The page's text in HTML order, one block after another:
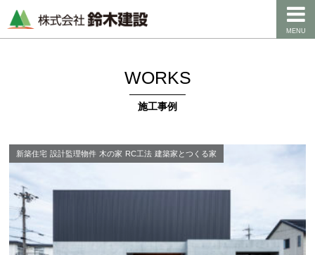
MENU
WORKS
施工事例
新築住宅 設計監理物件 木の家 RC工法 建築家とつくる家